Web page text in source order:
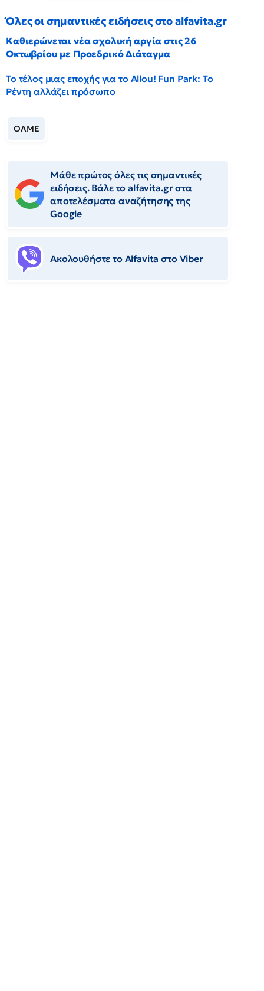
Όλες οι σημαντικές ειδήσεις στο alfavita.gr
Καθιερώνεται νέα σχολική αργία στις 26
Οκτωβρίου με Προεδρικό Διάταγμα
Το τέλος μιας εποχής για το Allou! Fun Park: Το
Ρέντη αλλάζει πρόσωπο
ΟΛΜΕ
Μάθε πρώτος όλες τις σημαντικές
ειδήσεις. Βάλε το alfavita.gr στα
αποτελέσματα αναζήτησης της
Google
Ακολουθήστε το Αlfavita στο Viber